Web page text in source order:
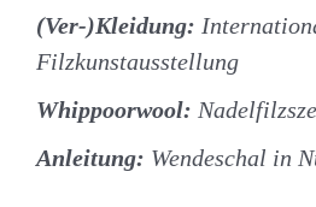
(Ver-)Kleidung:
Filzkunstausstellung
Whippoorwool:
Anleitung: Wendeschal in